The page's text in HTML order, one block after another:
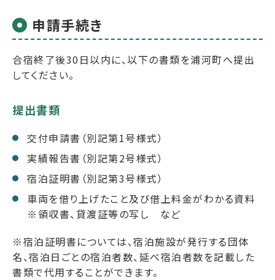
申請手続き
合宿終了後30日以内に、以下の書類を浦河町へ提出
してください。
提出書類
交付申請書（別記第1号様式）
実績報告書（別記第2号様式）
宿泊証明書（別記第3号様式）
車両を借り上げたこと及び借上料金がわかる資料
※領収書、貸渡証等の写し など
※宿泊証明書については、宿泊施設が発行する団体
名、宿泊日ごとの宿泊者数、延べ宿泊者数を記載した
書類で代用することができます。